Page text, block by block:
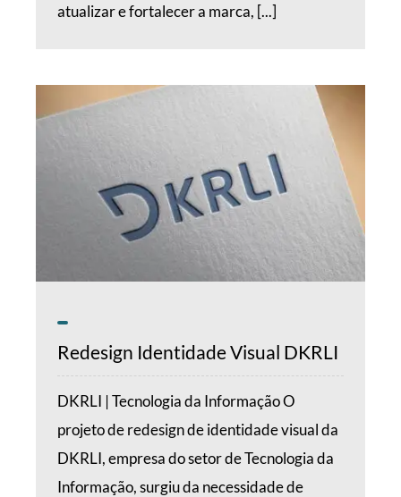
atualizar e fortalecer a marca, [...]
Redesign Identidade Visual DKRLI
DKRLI | Tecnologia da Informação O
projeto de redesign de identidade visual da
DKRLI, empresa do setor de Tecnologia da
Informação, surgiu da necessidade de